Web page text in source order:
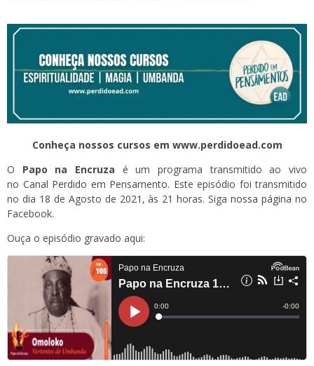
Conheça nossos cursos em www.perdidoead.com
O Papo na Encruza é um programa transmitido ao vivo
no Canal Perdido em Pensamento. Este episódio foi transmitido
no dia 18 de Agosto de 2021, às 21 horas. Siganossa página no
Facebook.
Ouça o episódio gravado aqui: